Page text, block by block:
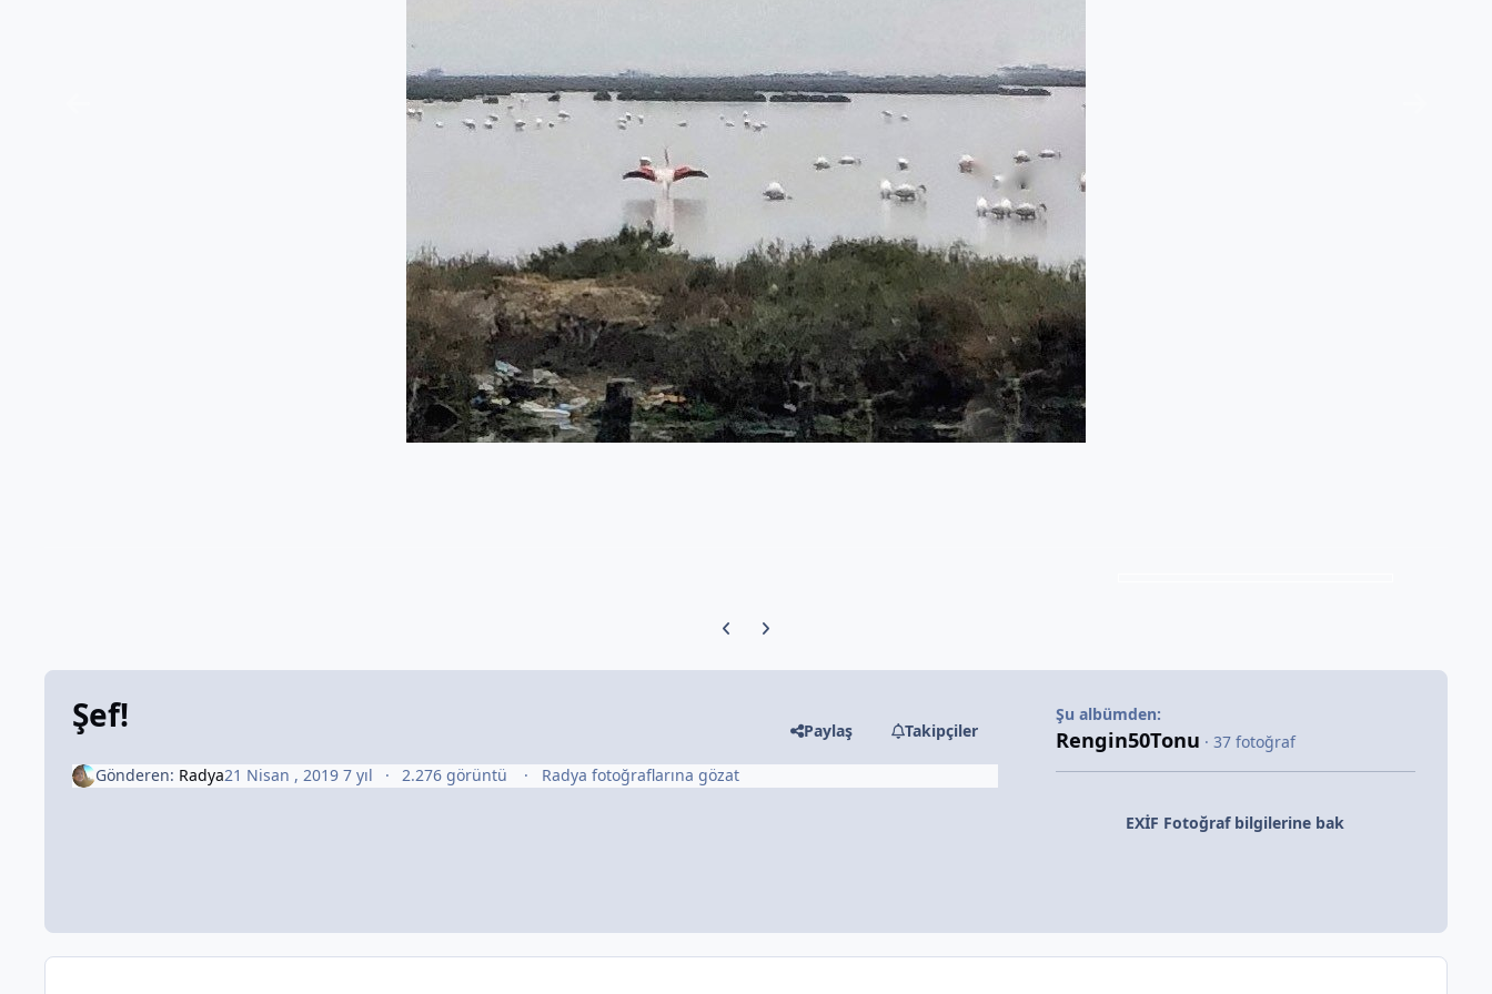
Previous carousel slide
Next carousel slide
Şef! Paylaş Takipçiler
Gönderen: Radya21 Nisan , 2019 7 yıl 2.276 görüntü Radya fotoğraflarına gözat
Şu albümden:
Rengin50Tonu · 37 fotoğraf
EXİF Fotoğraf bilgilerine bak